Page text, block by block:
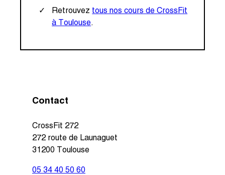
Retrouvez tous nos cours de CrossFit
à Toulouse.
Contact
CrossFit 272
272 route de Launaguet
31200 Toulouse
05 34 40 50 60